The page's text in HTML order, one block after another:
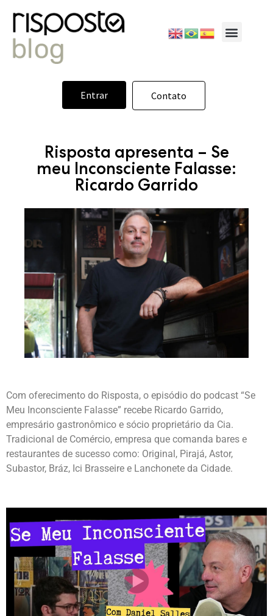
Entrar Contato
Risposta apresenta – Se
meu Inconsciente Falasse:
Ricardo Garrido
Com oferecimento do Risposta, o episódio do podcast “Se
Meu Inconsciente Falasse” recebe Ricardo Garrido,
empresário gastronômico e sócio proprietário da Cia.
Tradicional de Comércio, empresa que comanda bares e
restaurantes de sucesso como: Original, Pirajá, Astor,
Subastor, Bráz, Ici Brasseire e Lanchonete da Cidade.